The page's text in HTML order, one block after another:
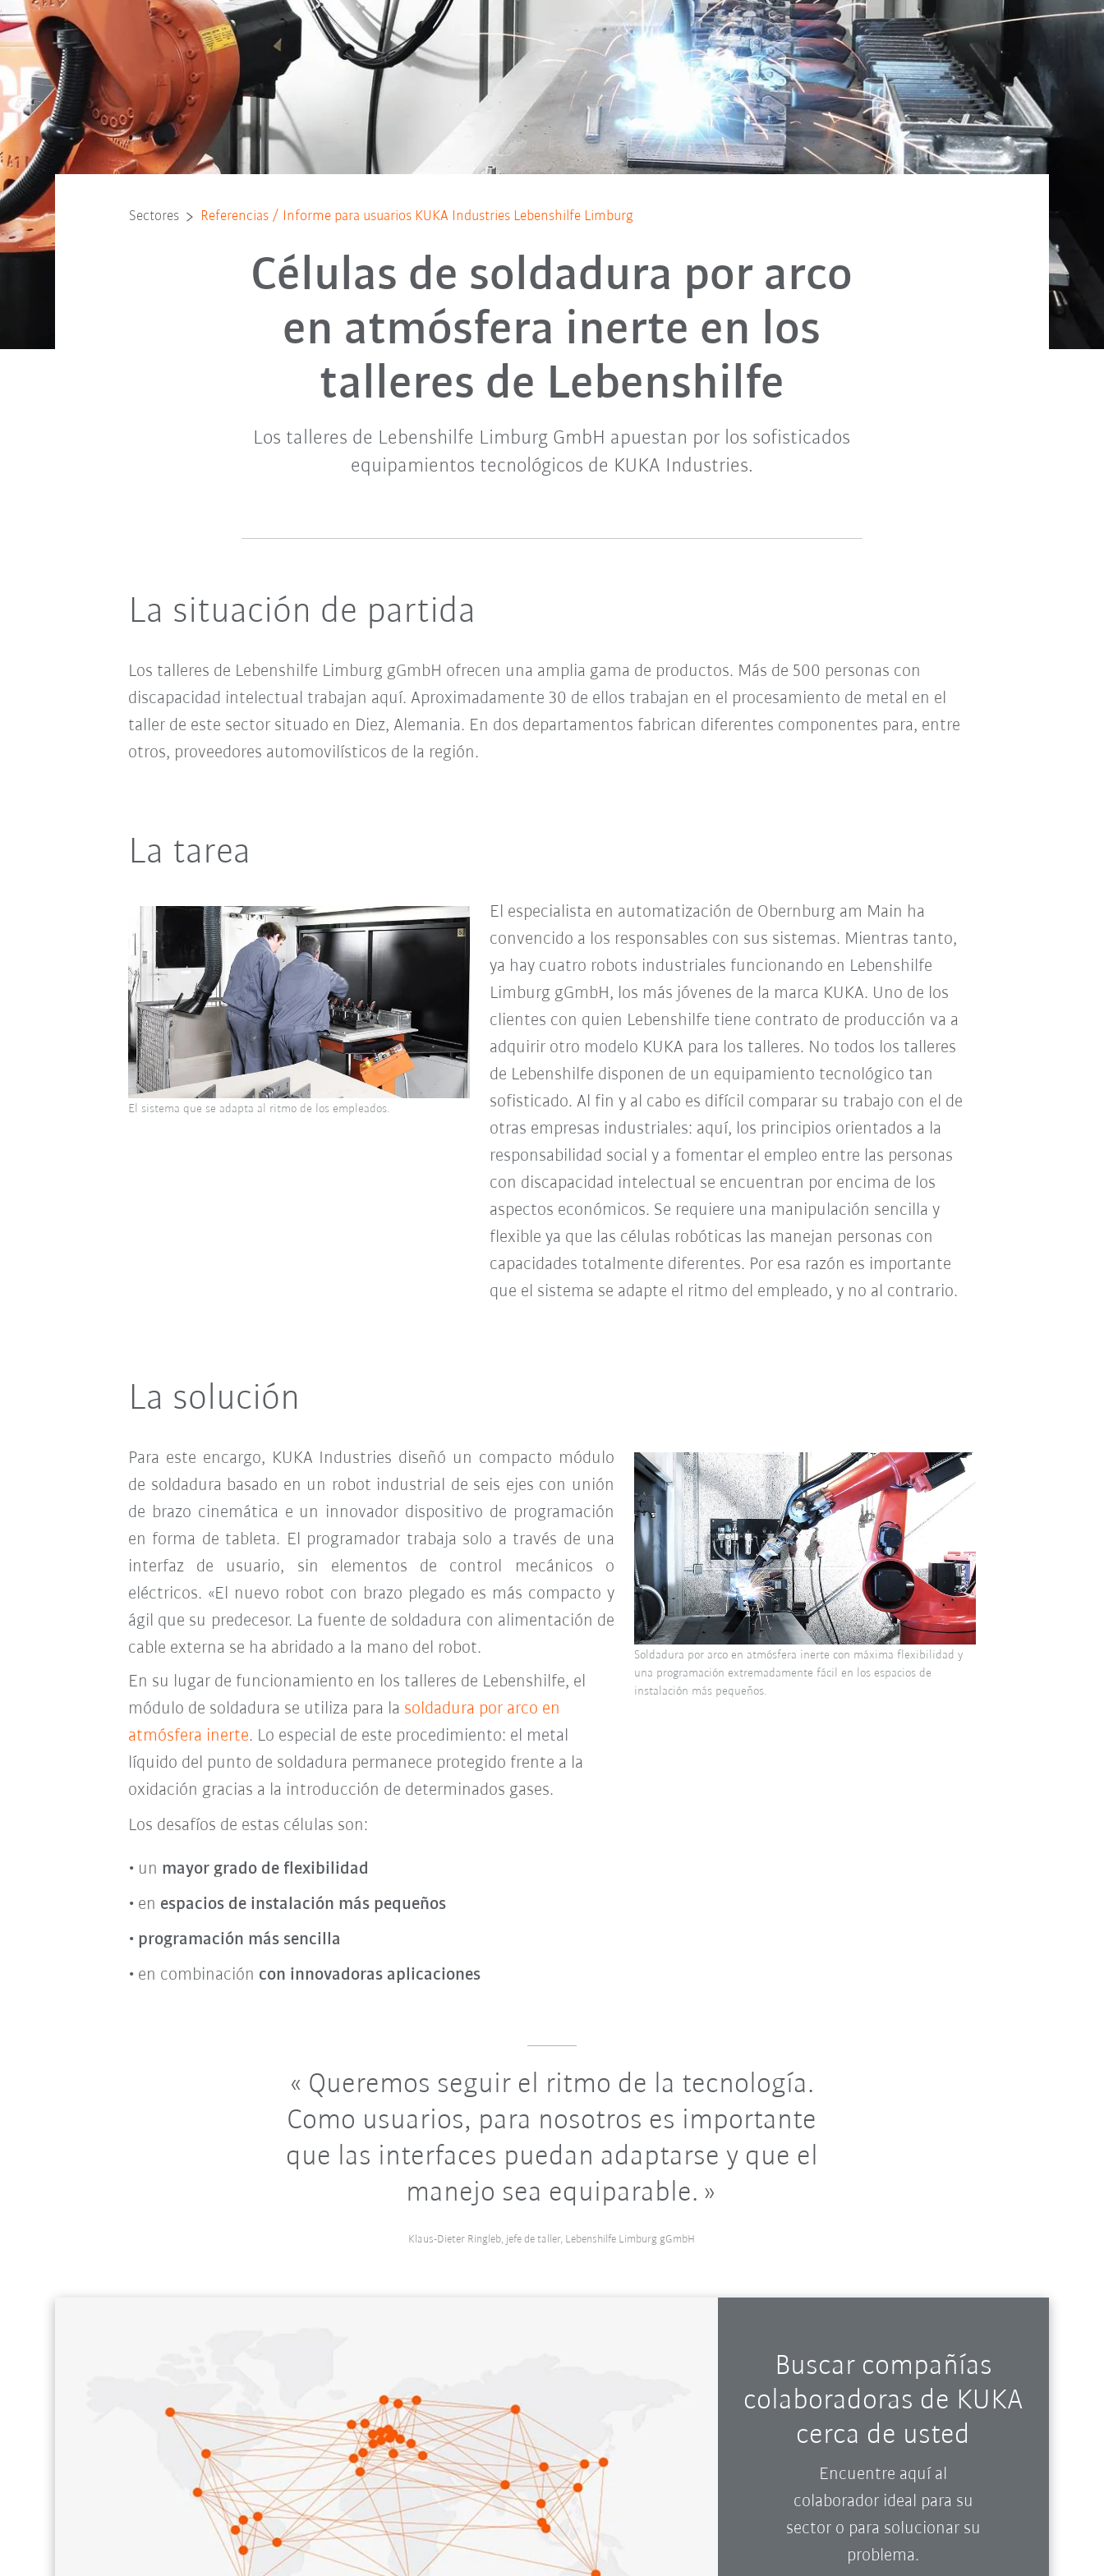
Sectores Referencias / Informe para usuarios KUKA Industries Lebenshilfe Limburg
Células de soldadura por arco
en atmósfera inerte en los
talleres de Lebenshilfe
Los talleres de Lebenshilfe Limburg GmbH apuestan por los sofisticados
equipamientos tecnológicos de KUKA Industries.
La situación de partida
Los talleres de Lebenshilfe Limburg gGmbH ofrecen una amplia gama de productos. Más de 500 personas con
discapacidad intelectual trabajan aquí. Aproximadamente 30 de ellos trabajan en el procesamiento de metal en el
taller de este sector situado en Diez, Alemania. En dos departamentos fabrican diferentes componentes para, entre
otros, proveedores automovilísticos de la región.
La tarea
El especialista en automatización de Obernburg am Main ha
convencido a los responsables con sus sistemas. Mientras tanto,
ya hay cuatro robots industriales funcionando en Lebenshilfe
Limburg gGmbH, los más jóvenes de la marca KUKA. Uno de los
clientes con quien Lebenshilfe tiene contrato de producción va a
adquirir otro modelo KUKA para los talleres. No todos los talleres
de Lebenshilfe disponen de un equipamiento tecnológico tan
sofisticado. Al fin y al cabo es difícil comparar su trabajo con el de
otras empresas industriales: aquí, los principios orientados a la
responsabilidad social y a fomentar el empleo entre las personas
con discapacidad intelectual se encuentran por encima de los
aspectos económicos. Se requiere una manipulación sencilla y
flexible ya que las células robóticas las manejan personas con
capacidades totalmente diferentes. Por esa razón es importante
que el sistema se adapte el ritmo del empleado, y no al contrario.
El sistema que se adapta al ritmo de los empleados.
La solución
Para este encargo, KUKA Industries diseñó un compacto módulo
de soldadura basado en un robot industrial de seis ejes con unión
de brazo cinemática e un innovador dispositivo de programación
en forma de tableta. El programador trabaja solo a través de una
interfaz de usuario, sin elementos de control mecánicos o
eléctricos. «El nuevo robot con brazo plegado es más compacto y
ágil que su predecesor. La fuente de soldadura con alimentación de
cable externa se ha abridado a la mano del robot.
En su lugar de funcionamiento en los talleres de Lebenshilfe, el
módulo de soldadura se utiliza para la soldadura por arco en
atmósfera inerte. Lo especial de este procedimiento: el metal
líquido del punto de soldadura permanece protegido frente a la
oxidación gracias a la introducción de determinados gases.
Los desafíos de estas células son:
un mayor grado de flexibilidad
en espacios de instalación más pequeños
programación más sencilla
en combinación con innovadoras aplicaciones
Soldadura por arco en atmósfera inerte con máxima flexibilidad y
una programación extremadamente fácil en los espacios de
instalación más pequeños.
Queremos seguir el ritmo de la tecnología.
Como usuarios, para nosotros es importante
que las interfaces puedan adaptarse y que el
manejo sea equiparable.
Klaus-Dieter Ringleb, jefe de taller, Lebenshilfe Limburg gGmbH
Buscar compañías
colaboradoras de KUKA
cerca de usted
Encuentre aquí al
colaborador ideal para su
sector o para solucionar su
problema.